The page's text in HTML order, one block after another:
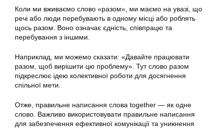
Коли ми вживаємо слово «разом», ми маємо на увазі, що
речі або люди перебувають в одному місці або роблять
щось разом. Воно означає єдність, співпрацю та
перебування з іншими.
Наприклад, ми можемо сказати: «Давайте працювати
разом, щоб вирішити цю проблему». Тут слово разом
підкреслює ідею колективної роботи для досягнення
спільної мети.
Отже, правильне написання слова together — як одне
слово. Важливо використовувати правильне написання
для забезпечення ефективної комунікації та уникнення